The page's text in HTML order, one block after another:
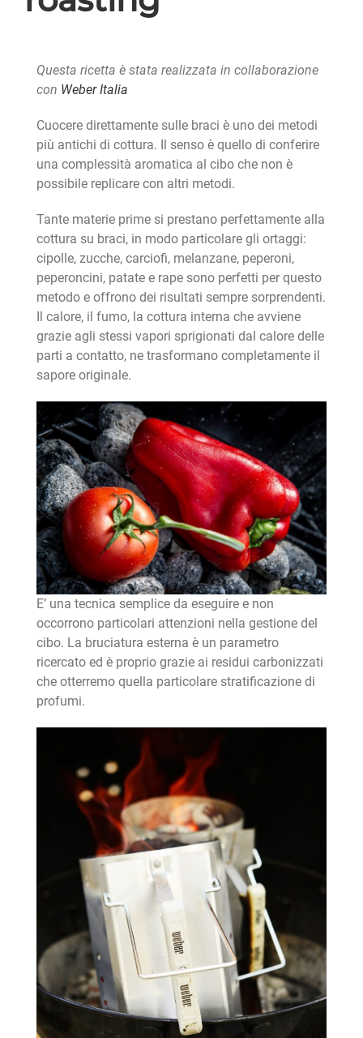
Questa ricetta è stata realizzata in collaborazione
con Weber Italia
Cuocere direttamente sulle braci è uno dei metodi
più antichi di cottura. Il senso è quello di conferire
una complessità aromatica al cibo che non è
possibile replicare con altri metodi.
Tante materie prime si prestano perfettamente alla
cottura su braci, in modo particolare gli ortaggi:
cipolle, zucche, carciofi, melanzane, peperoni,
peperoncini, patate e rape sono perfetti per questo
metodo e offrono dei risultati sempre sorprendenti.
Il calore, il fumo, la cottura interna che avviene
grazie agli stessi vapori sprigionati dal calore delle
parti a contatto, ne trasformano completamente il
sapore originale.
E’ una tecnica semplice da eseguire e non
occorrono particolari attenzioni nella gestione del
cibo. La bruciatura esterna è un parametro
ricercato ed è proprio grazie ai residui carbonizzati
che otterremo quella particolare stratificazione di
profumi.